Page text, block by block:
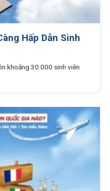
Hấp Dẫn Sinh
khoảng 30.000 sinh viên